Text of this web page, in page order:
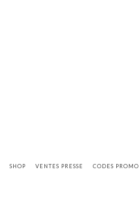
SHOP VENTES PRESSE CODES PROMO